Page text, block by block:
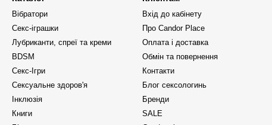
Вібратори
Секс-іграшки
Лубриканти, спреї та креми
BDSM
Секс-Ігри
Сексуальне здоров'я
Інклюзія
Книги
Вхід до кабінету
Про Candor Place
Оплата і доставка
Обмін та повернення
Контакти
Блог сексологинь
Бренди
SALE